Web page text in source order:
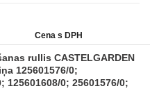
Cena s DPH
rullis CASTELGARDEN
125601576/0;
125601608/0; 25601576/0;